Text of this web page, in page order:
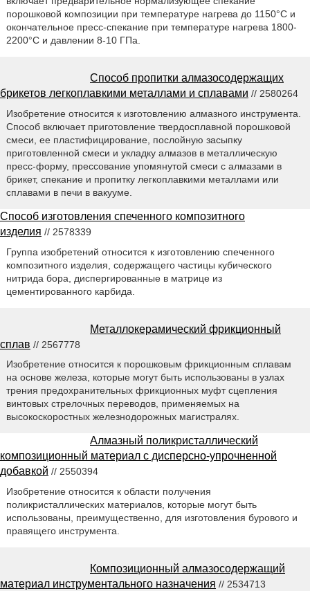
порошковой композиции при температуре нагрева до 1150°С и
окончательное пресс-спекание при температуре нагрева 1800-
2200°С и давлении 8-10 ГПа.
Способ пропитки алмазосодержащих
брикетов легкоплавкими металлами и сплавами // 2580264
Изобретение относится к изготовлению алмазного инструмента.
Способ включает приготовление твердосплавной порошковой
смеси, ее пластифицирование, послойную засыпку
приготовленной смеси и укладку алмазов в металлическую
пресс-форму, прессование упомянутой смеси с алмазами в
брикет, спекание и пропитку легкоплавкими металлами или
сплавами в печи в вакууме.
Способ изготовления спеченного композитного
изделия // 2578339
Группа изобретений относится к изготовлению спеченного
композитного изделия, содержащего частицы кубического
нитрида бора, диспергированные в матрице из
цементированного карбида.
Металлокерамический фрикционный
сплав // 2567778
Изобретение относится к порошковым фрикционным сплавам
на основе железа, которые могут быть использованы в узлах
трения предохранительных фрикционных муфт сцепления
винтовых стрелочных переводов, применяемых на
высокоскоростных железнодорожных магистралях.
Алмазный поликристаллический
композиционный материал с дисперсно-упрочненной
добавкой // 2550394
Изобретение относится к области получения
поликристаллических материалов, которые могут быть
использованы, преимущественно, для изготовления бурового и
правящего инструмента.
Композиционный алмазосодержащий
материал инструментального назначения // 2534713